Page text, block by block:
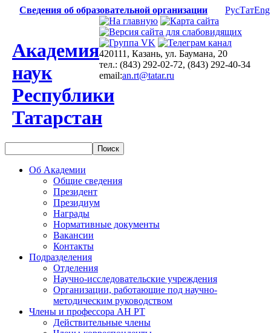
Сведения об образовательной организации РусТатEng
Академия
наук
Республики
Татарстан
420111, Казань, ул. Баумана, 20
тел.: (843) 292-02-72, (843) 292-40-34
email:an.rt@tatar.ru
Об Академии
Общие сведения
Президент
Президиум
Награды
Нормативные документы
Вакансии
Контакты
Подразделения
Отделения
Научно-исследовательские учреждения
Организации, работающие под научно-
методическим руководством
Члены и профессора АН РТ
Действительные члены